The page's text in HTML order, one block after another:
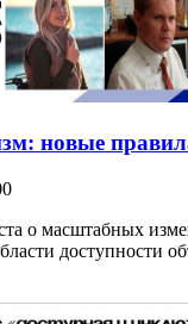
новые
о масштабных
доступности